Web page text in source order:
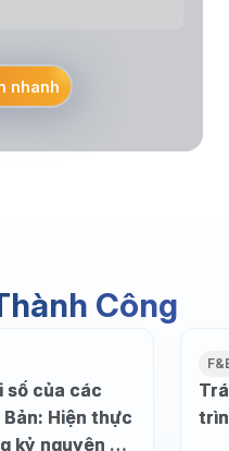
nhanh
Công
số của các
Hiện thực
kỷ nguyên dữ